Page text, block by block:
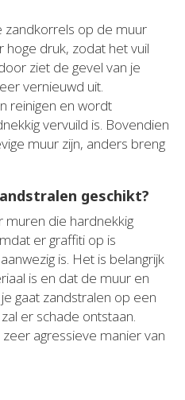
zandkorrels op de muur
hoge druk, zodat het vuil
ziet de gevel van je
vernieuwd uit.
reinigen en wordt
vervuild is. Bovendien
muur zijn, anders breng
geschikt?
muren die hardnekkig
er graffiti op is
is. Het is belangrijk
is en dat de muur en
gaat zandstralen op een
er schade ontstaan.
agressieve manier van